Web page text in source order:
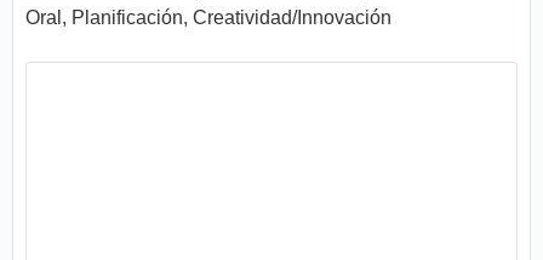
Oral, Planificación, Creatividad/Innovación